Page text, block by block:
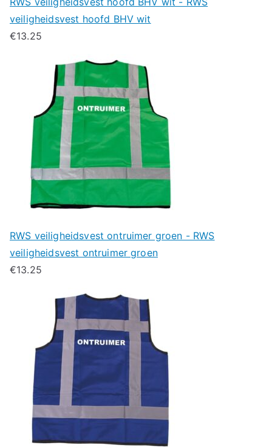
veiligheidsvest hoofd BHV wit
€13.25
RWS veiligheidsvest ontruimer groen - RWS
veiligheidsvest ontruimer groen
€13.25